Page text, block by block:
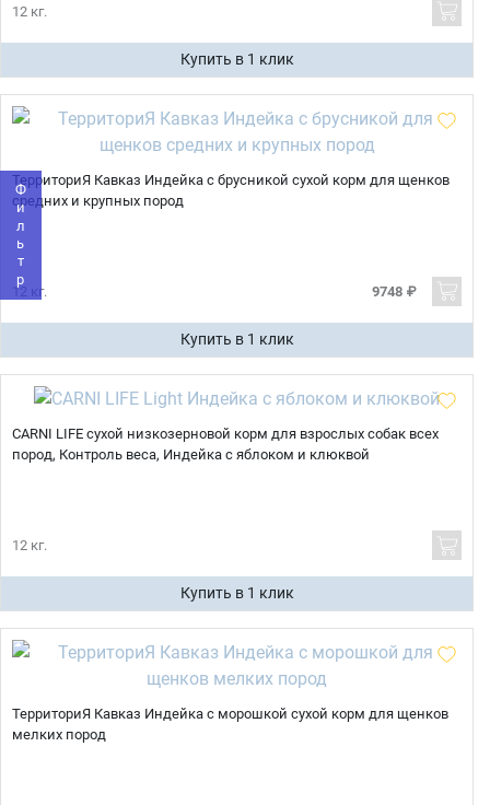
Фильтр
12 кг.
Купить в 1 клик
ТерриториЯ Кавказ Индейка с брусникой сухой корм для щенков
средних и крупных пород
12 кг. 9748 ₽
Купить в 1 клик
CARNI LIFE сухой низкозерновой корм для взрослых собак всех
пород, Контроль веса, Индейка с яблоком и клюквой
12 кг.
Купить в 1 клик
ТерриториЯ Кавказ Индейка с морошкой сухой корм для щенков
мелких пород
Телефон
отправить